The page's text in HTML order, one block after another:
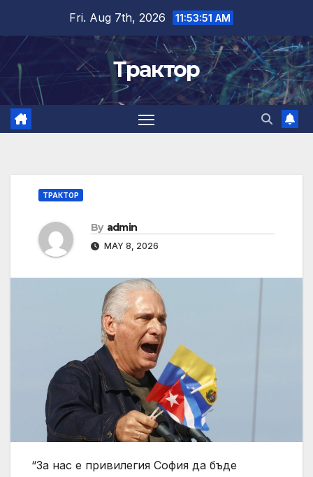
content
Fri. Aug 7th, 2026 11:53:52 AM
Трактор
ТРАКТОР
By admin
MAY 8, 2026
“За нас е привилегия София да бъде